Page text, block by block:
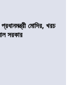
মোদির, খরচ
সরকার